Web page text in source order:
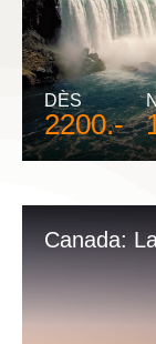
DÈS
2200.-
Canada: